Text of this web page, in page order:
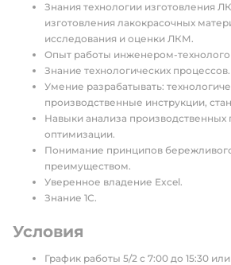
Знания технологии изготовления
изготовления лакокрасочных
исследования и оценки ЛКМ.
Опыт работы инженером-
Знание технологических процессов.
Умение разрабатывать:
производственные инструкции,
Навыки анализа производственных
оптимизации.
Понимание принципов
преимуществом.
Уверенное владение Excel.
Знание 1С.
Условия
График работы 5/2 c 7:00 до 15:30 или